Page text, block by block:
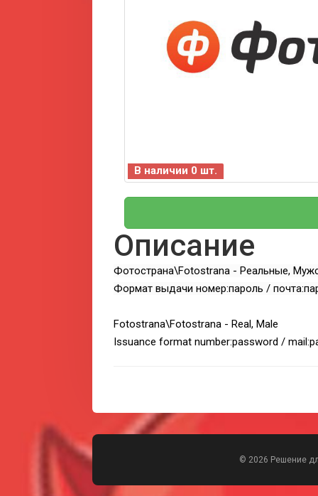
В наличии 0 шт.
Описание
Фотострана\Fotostrana - Реальные,
Формат выдачи номер:пароль /
Fotostrana\Fotostrana - Real, Male
Issuance format number:password /
© 2026 Решение